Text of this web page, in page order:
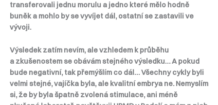
transferovali jednu morulu a jedno které mělo hodně
buněk a mohlo by se vyvíjet dál, ostatní se zastavili ve
vývoji.
Výsledek zatím nevím, ale vzhledem k průběhu
a zkušenostem se obávám stejného výsledku… A pokud
bude negativní, tak přemýšlím co dál… Všechny cykly byli
velmi stejné, vajíčka byla, ale kvalitní embrya ne. Nemyslím
si, že by byla špatně zvolená stimulace, ani méně